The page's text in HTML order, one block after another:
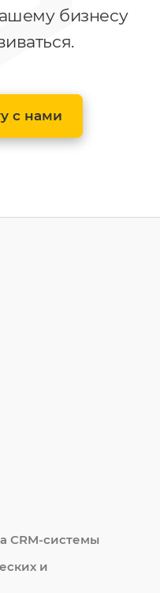
бизнесу
с нами
CRM-системы
и